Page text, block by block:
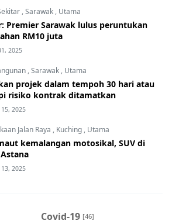
,Sarawak, Utama
Premier Sarawak lulus peruntukan
RM10 juta
2025
,Sarawak, Utama
projek dalam tempoh 30 hari atau
risiko kontrak ditamatkan
2025
Jalan Raya , Kuching, Utama
kemalangan motosikal, SUV di
2025
Covid-19 [46]